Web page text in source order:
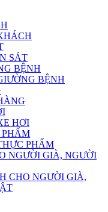
SÁT
BỆNH
BỆNH
HƠI
PHẨM
NGƯỜI GIÀ, NGƯỜI
CHO NGƯỜI GIÀ,